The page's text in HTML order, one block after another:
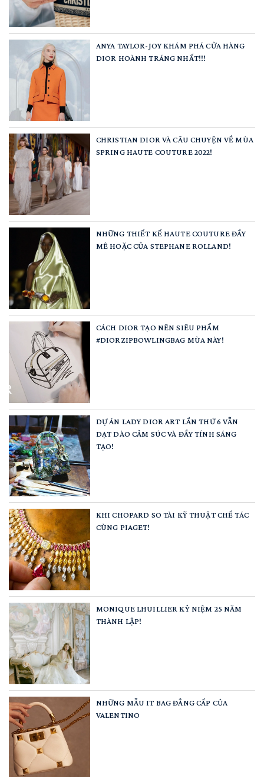
ANYA TAYLOR-JOY KHÁM PHÁ CỬA HÀNG
DIOR HOÀNH TRÁNG NHẤT!!!
CHRISTIAN DIOR VÀ CÂU CHUYỆN VỀ MÙA
SPRING HAUTE COUTURE 2022!
NHỮNG THIẾT KẾ HAUTE COUTURE ĐẦY
MÊ HOẶC CỦA STEPHANE ROLLAND!
CÁCH DIOR TẠO NÊN SIÊU PHẨM
#DIORZIPBOWLINGBAG MÙA NÀY!
DỰ ÁN LADY DIOR ART LẦN THỨ 6 VẪN
DẠT DÀO CẢM SÚC VÀ ĐẦY TÍNH SÁNG
TẠO!
KHI CHOPARD SO TÀI KỸ THUẬT CHẾ TÁC
CÙNG PIAGET!
MONIQUE LHUILLIER KỶ NIỆM 25 NĂM
THÀNH LẬP!
NHỮNG MẪU IT BAG ĐẲNG CẤP CỦA
VALENTINO